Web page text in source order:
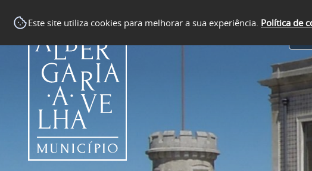
Este site utiliza cookies para melhorar a sua experiência. Política de